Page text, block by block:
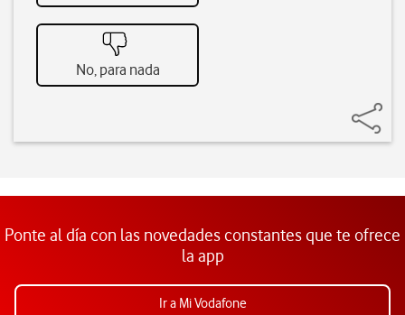
No, para nada
Ponte al día con las novedades constantes que te ofrece
la app
Ir a Mi Vodafone